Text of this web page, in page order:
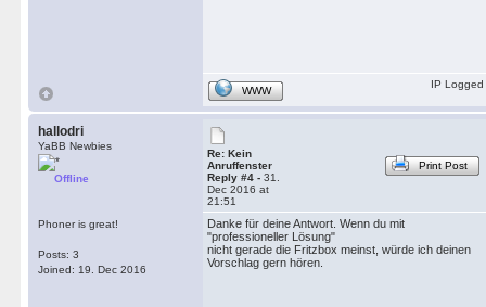
WWW
IP Logged
hallodri
YaBB Newbies
Offline
Phoner is great!
Posts: 3
Joined: 19. Dec 2016
Re: Kein
Anruffenster
Reply #4 - 31.
Dec 2016 at
21:51
Print Post
Danke für deine Antwort. Wenn du mit
"professioneller Lösung"
nicht gerade die Fritzbox meinst, würde ich deinen
Vorschlag gern hören.